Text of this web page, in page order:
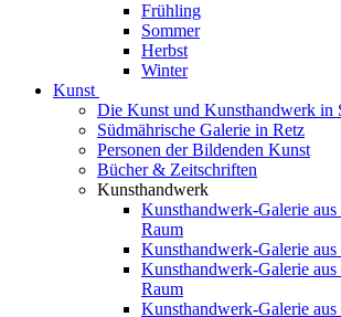
Frühling
Sommer
Herbst
Winter
Kunst
Die Kunst und Kunsthandwerk in
Südmährische Galerie in Retz
Personen der Bildenden Kunst
Bücher & Zeitschriften
Kunsthandwerk
Kunsthandwerk-Galerie
Raum
Kunsthandwerk-Galerie
Kunsthandwerk-Galerie
Raum
Kunsthandwerk-Galerie